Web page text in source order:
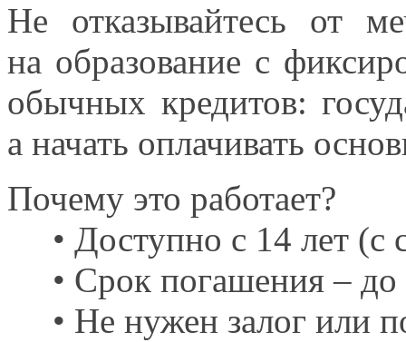
Не отказывайтесь от
на образование с
обычных кредитов:
а начать оплачивать
Почему это работает?
• Доступно с 14 лет (с
• Срок погашения – до
• Не нужен залог или